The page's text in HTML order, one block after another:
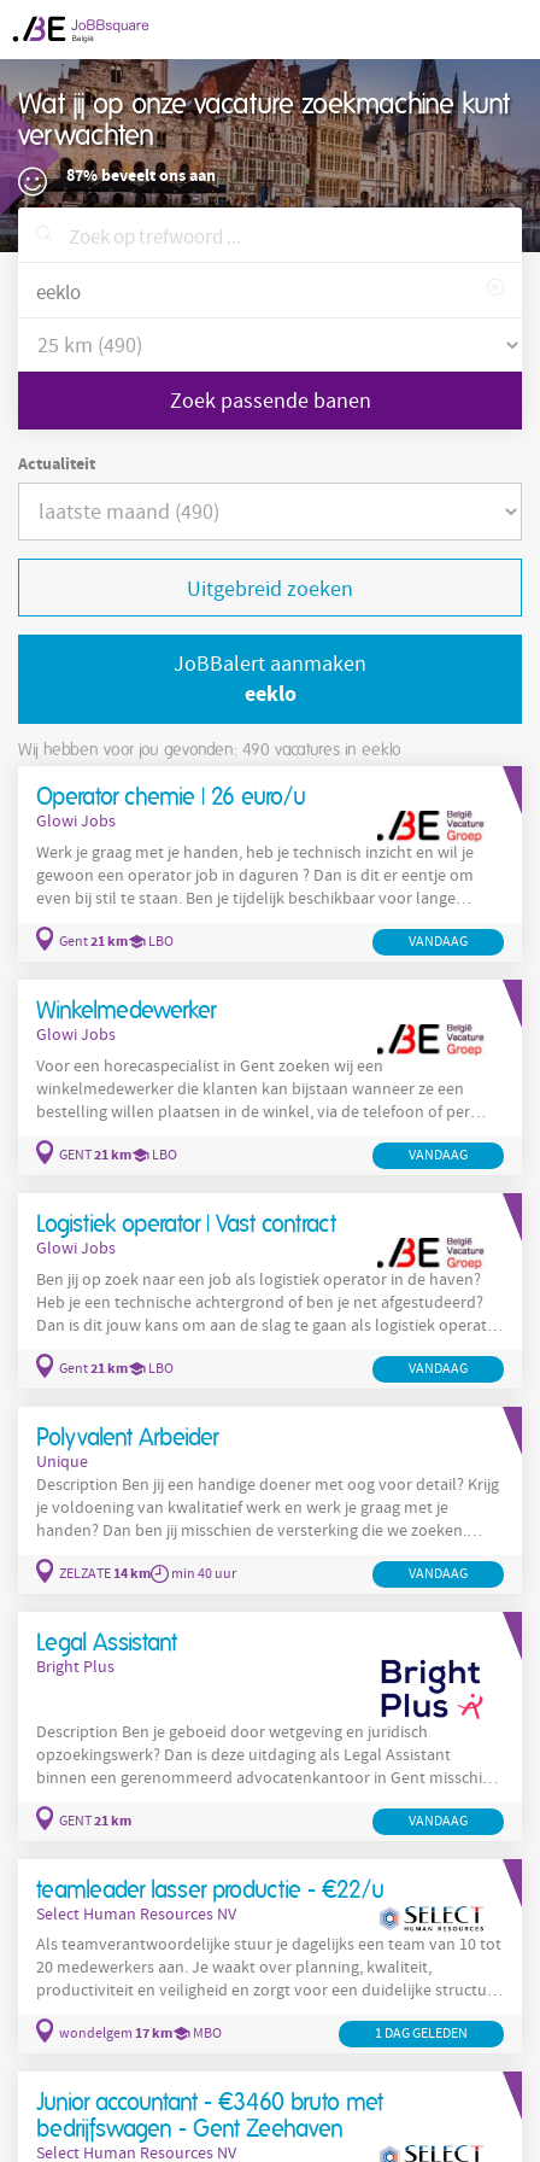
Wat jij op onze vacature zoekmachine kunt
verwachten
87% beveelt ons aan
Zoek passende banen
Actualiteit
Uitgebreid zoeken
JoBBalert aanmaken
eeklo
Wij hebben voor jou gevonden: 490 vacatures in eeklo
Operator chemie | 26 euro/u
Glowi Jobs
Werk je graag met je handen, heb je technisch inzicht en wil je
gewoon een operator job in daguren ? Dan is dit er eentje om
even bij stil te staan. Ben je tijdelijk beschikbaar voor lange
duur? Het gaat om een dagfunctie met een eerder
ondersteunende en uitvoerend takenpakket. Wat zal je concreet
Ondersteuning van de operatoren in
Gent21 km LBO VANDAAG
Winkelmedewerker
Glowi Jobs
Voor een horecaspecialist in Gent zoeken wij een
winkelmedewerker die klanten kan bijstaan wanneer ze een
bestelling willen plaatsen in de winkel, via de telefoon of per
mail. Jouw takenpakket als winkelmedewerker zal er als volgt
uit zien: Klanten ontvangen in de winkel Kassawerk Mails
aangaan als winkelmedewerker? Stuur
GENT21 km LBO VANDAAG
Logistiek operator | Vast contract
Glowi Jobs
Ben jij op zoek naar een job als logistiek operator in de haven?
Heb je een technische achtergrond of ben je net afgestudeerd?
Dan is dit jouw kans om aan de slag te gaan als logistiek operator
binnen een toonaangevend bedrijf in de Gentse haven. Als
logistiek operator ben je verantwoordelijk voor: Laden en lossen
productie- en
Gent21 km LBO VANDAAG
Polyvalent Arbeider
Unique
Description Ben jij een handige doener met oog voor detail? Krijg
je voldoening van kwalitatief werk en werk je graag met je
handen? Dan ben jij misschien de versterking die we zoeken.
Jouw taken Als polyvalent arbeider werk je in het atelier aan een
gevarieerd takenpakket: Ondersteuning aan de plooibank, met
ZELZATE14 km min 40 uur VANDAAG
Legal Assistant
Bright Plus
Description Ben je geboeid door wetgeving en juridisch
opzoekingswerk? Dan is deze uitdaging als Legal Assistant
binnen een gerenommeerd advocatenkantoor in Gent misschien
wel iets voor jou! Je ondersteunt de advocaten bij de
administratieve en inhoudelijke opvolging van juridische
wetgeving, rechtspraak en rechtsleer,
GENT21 km VANDAAG
teamleader lasser productie - €22/u
Select Human Resources NV
Als teamverantwoordelijke stuur je dagelijks een team van 10 tot
20 medewerkers aan. Je waakt over planning, kwaliteit,
productiviteit en veiligheid en zorgt voor een duidelijke structuur
en vlotte communicatie. Je werkt nauw samen met de
supervisor om de voortgang te bespreken en het team goed te
medewerkers voor op nieuwe projecten
wondelgem 17 km MBO 1 DAG GELEDEN
Junior accountant - €3460 bruto met
bedrijfswagen - Gent Zeehaven
Select Human Resources NV